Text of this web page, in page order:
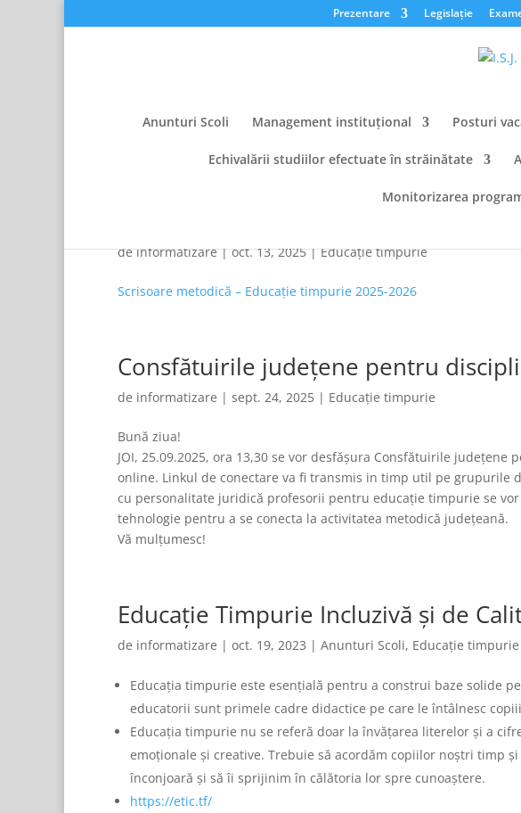
Prezentare Legislație
Anunturi Scoli Management instituțional Posturi
Echivalării studiilor efectuate în străinătate
Monitorizarea
deinformatizare|oct. 13, 2025|Educație timpurie
Scrisoare metodică – Educație timpurie 2025-2026
Consfătuirile județene pentru
de informatizare | sept. 24, 2025 | Educație timpurie
Bună ziua!
JOI, 25.09.2025, ora 13,30 se vor desfășura Consfătuirile județene
online. Linkul de conectare va fi transmis in timp util pe grupurile
cu personalitate juridică profesorii pentru educație timpurie se
tehnologie pentru a se conecta la activitatea metodică județeană.
Vă mulțumesc!
Educație Timpurie Incluzivă și de
de informatizare | oct. 19, 2023 | Anunturi Scoli, Educație timpurie
Educația timpurie este esențială pentru a construi baze solide
educatorii sunt primele cadre didactice pe care le întâlnesc
Educația timpurie nu se referă doar la învățarea literelor și a
emoționale și creative. Trebuie să acordăm copiilor noștri timp
înconjoară și să îi sprijinim în călătoria lor spre cunoaștere.
https://etic.tf/